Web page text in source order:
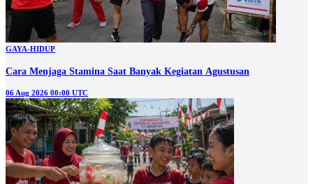
GAYA-HIDUP
Cara Menjaga Stamina Saat Banyak Kegiatan Agustusan
06 Aug 2026 00:00 UTC